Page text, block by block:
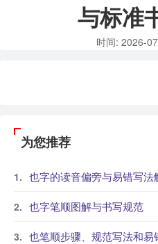
与标准
时间: 2026-
为您推荐
也字的读音偏旁与易错写法
也字笔顺图解与书写规范
也笔顺步骤、规范写法和易